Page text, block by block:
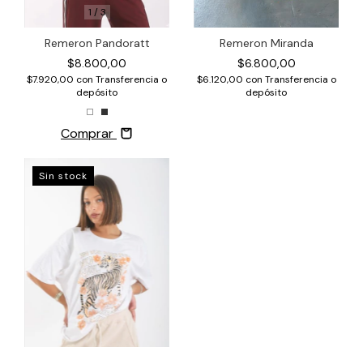
1 / 3
Remeron Pandoratt
$8.800,00
$7.920,00 con Transferencia o
depósito
Comprar
Remeron Miranda
$6.800,00
$6.120,00 con Transferencia o
depósito
Sin stock